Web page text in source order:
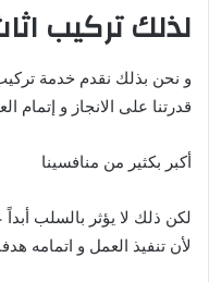
لذلك تركيب
و نحن بذلك نقدم خدمة
قدرتنا على الانجاز و إتمام
أكبر بكثير من منافسينا
لكن ذلك لا يؤثر بالسلب
لأن تنفيذ العمل و اتمامه